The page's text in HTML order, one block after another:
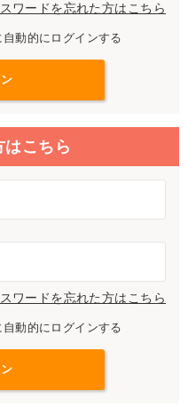
ワードを忘れた方はこちら
動的にログインする
はこちら
ワードを忘れた方はこちら
動的にログインする